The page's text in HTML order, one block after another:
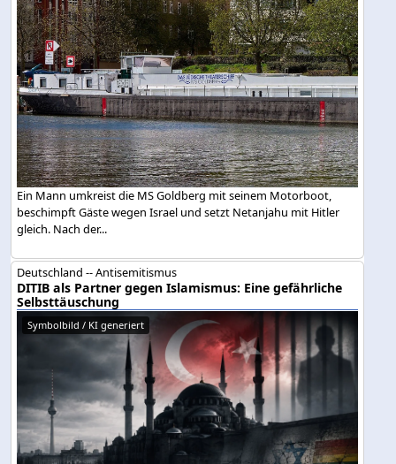
Ein Mann umkreist die MS Goldberg mit seinem Motorboot,
beschimpft Gäste wegen Israel und setzt Netanjahu mit Hitler
gleich. Nach der...
Deutschland -- Antisemitismus
DITIB als Partner gegen Islamismus: Eine gefährliche
Selbsttäuschung
Symbolbild / KI generiert